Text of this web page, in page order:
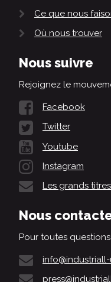
Ce que nous
Où nous trouver
Nous suivre
Rejoignez le
Facebook
Twitter
Youtube
Instagram
Les grands
Nous
Pour toutes